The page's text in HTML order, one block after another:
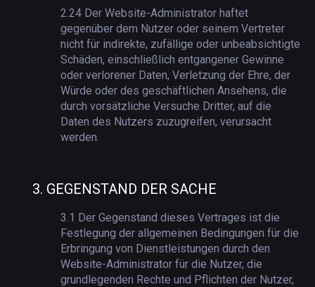
2.24 Der Website-Administrator haftet
gegenüber dem Nutzer oder seinem Vertreter
nicht für indirekte, zufällige oder unbeabsichtigte
Schäden, einschließlich entgangener Gewinne
oder verlorener Daten, Verletzung der Ehre, der
Würde oder des geschäftlichen Ansehens, die
durch vorsätzliche Versuche Dritter, auf die
Daten des Nutzers zuzugreifen, verursacht
werden.
3. GEGENSTAND DER SACHE
3.1 Der Gegenstand dieses Vertrages ist die
Festlegung der allgemeinen Bedingungen für die
Erbringung von Dienstleistungen durch den
Website-Administrator für die Nutzer, die
grundlegenden Rechte und Pflichten der Nutzer,